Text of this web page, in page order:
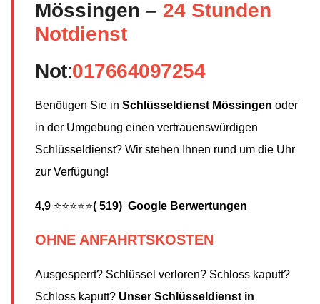
Mössingen – 24 Stunden
Notdienst
Not:017664097254
Benötigen Sie in Schlüsseldienst Mössingen oder
in der Umgebung einen vertrauenswürdigen
Schlüsseldienst? Wir stehen Ihnen rund um die Uhr
zur Verfügung!
4,9 ⭐⭐⭐⭐⭐( 519) Google Berwertungen
OHNE ANFAHRTSKOSTEN
Ausgesperrt? Schlüssel verloren? Schloss kaputt?
Schloss kaputt? Unser Schlüsseldienst in